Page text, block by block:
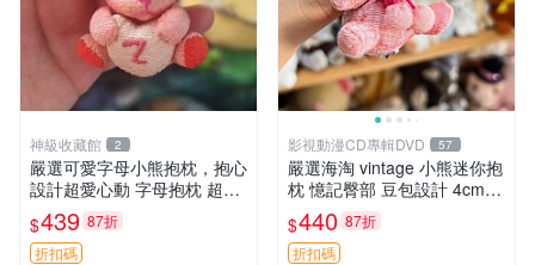
神級收藏館 2
嚴選可愛字母小熊抱枕，抱心
設計超愛心動 字母抱枕 超大
尺寸 掛飾 小熊造型 推薦收藏
抱枕掛飾 字母抱枕 小熊抱枕
$439 87折
折扣碼
影視動漫CD專輯DVD 57
嚴選海淘 vintage 小熊迷你抱
枕 憶記臀部 豆包設計 4cm
高 推薦收藏 迷你豆包小熊、
高臀部、豆袋抱枕
$440 87折
折扣碼